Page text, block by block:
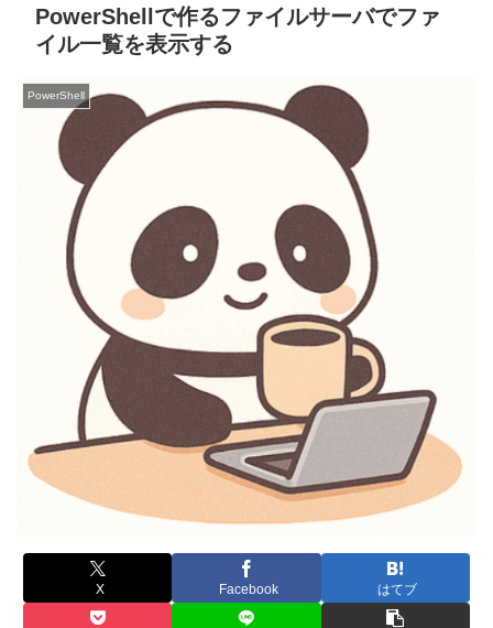
PowerShellで作るファイルサーバでファ
イル一覧を表示する
PowerShell
X Facebook はてブ